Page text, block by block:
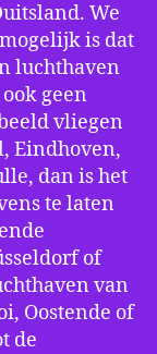
We
is dat
luchthaven
geen
vliegen
Eindhoven,
dan is het
te laten
of
van
Oostende of
de